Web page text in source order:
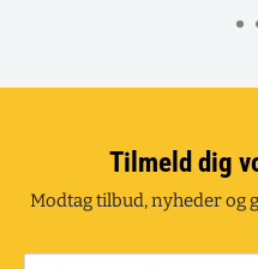
Tilmeld dig
Modtag tilbud, nyheder og